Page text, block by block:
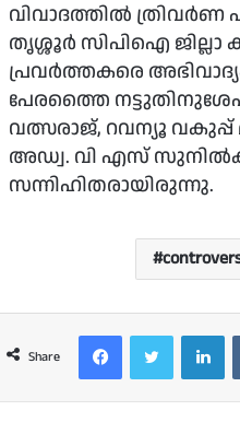
വിവാദത്തില്‍ ത്രിവര്‍ണ
തൃശ്ശൂര്‍ സിപിഐ
പ്രവര്‍ത്തകരെ
പേരത്തൈ
വത്സരാജ്, റവന്യൂ വകുപ്പ്
അഡ്വ. വി എസ്
സന്നിഹിതരായിരുന്നു.
Share
FacebookTwitter